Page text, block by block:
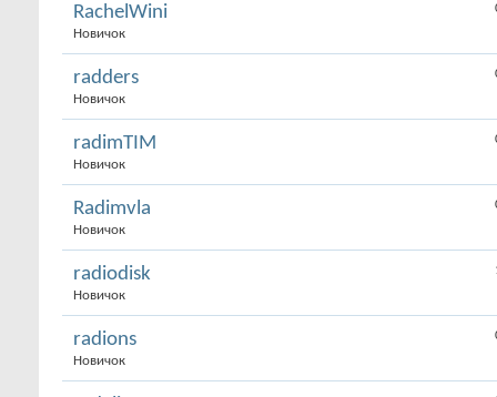
RachelWini
Новичок
radders
Новичок
radimTIM
Новичок
Radimvla
Новичок
radiodisk
Новичок
radions
Новичок